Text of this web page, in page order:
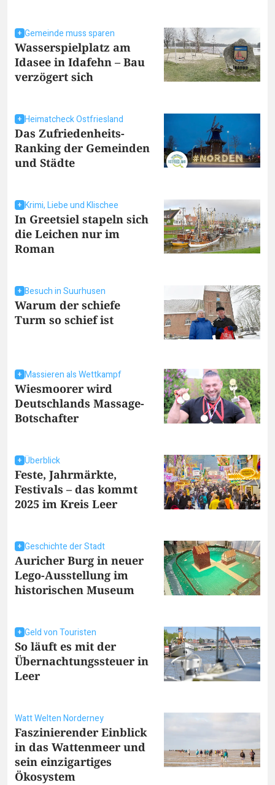
Gemeinde muss sparen
Wasserspielplatz am
Idasee in Idafehn – Bau
verzögert sich
Heimatcheck Ostfriesland
Das Zufriedenheits-
Ranking der Gemeinden
und Städte
Krimi, Liebe und Klischee
In Greetsiel stapeln sich
die Leichen nur im
Roman
Besuch in Suurhusen
Warum der schiefe
Turm so schief ist
Massieren als Wettkampf
Wiesmoorer wird
Deutschlands Massage-
Botschafter
Überblick
Feste, Jahrmärkte,
Festivals – das kommt
2025 im Kreis Leer
Geschichte der Stadt
Auricher Burg in neuer
Lego-Ausstellung im
historischen Museum
Geld von Touristen
So läuft es mit der
Übernachtungssteuer in
Leer
Watt Welten Norderney
Faszinierender Einblick
in das Wattenmeer und
sein einzigartiges
Ökosystem